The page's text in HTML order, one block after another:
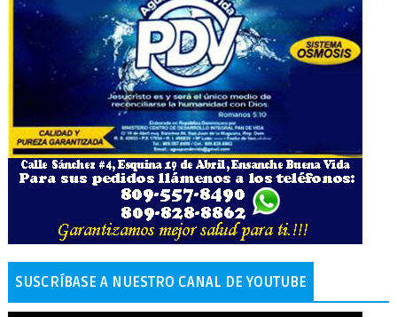
SUSCRÍBASE A NUESTRO CANAL DE YOUTUBE